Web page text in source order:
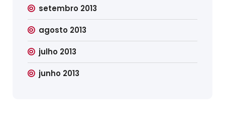
setembro 2013
agosto 2013
julho 2013
junho 2013